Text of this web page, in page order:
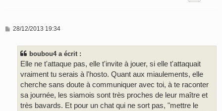
M
28/12/2013 19:34
boubou4 a écrit :
Elle ne t'attaque pas, elle t'invite à jouer, si elle t'attaquait
vraiment tu serais à l'hosto. Quant aux miaulements, elle
cherche sans doute à communiquer avec toi, à te raconter
sa journée, les siamois sont très proches de leur maître et
très bavards. Et pour un chat qui ne sort pas, "mettre le